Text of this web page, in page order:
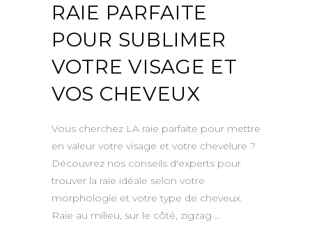
RAIE PARFAITE
POUR SUBLIMER
VOTRE VISAGE ET
VOS CHEVEUX
Vous cherchez LA raie parfaite pour mettre
en valeur votre visage et votre chevelure ?
Découvrez nos conseils d'experts pour
trouver la raie idéale selon votre
morphologie et votre type de cheveux.
Raie au milieu, sur le côté, zigzag